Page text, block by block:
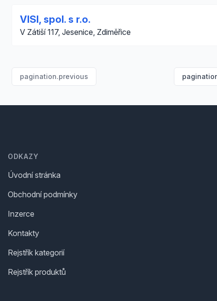
VISI, spol. s r.o.
V Zátiší 117, Jesenice, Zdiměřice
pagination.previous
ODKAZY
Úvodní stránka
Obchodní podmínky
Inzerce
Kontakty
Rejstřík kategorií
Rejstřík produktů